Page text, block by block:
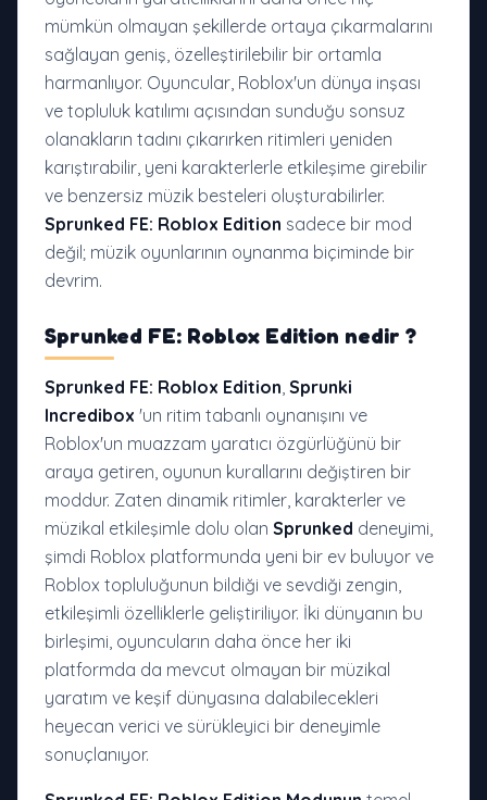
mümkün olmayan şekillerde ortaya çıkarmalarını
sağlayan geniş, özelleştirilebilir bir ortamla
harmanlıyor. Oyuncular, Roblox'un dünya inşası
ve topluluk katılımı açısından sunduğu sonsuz
olanakların tadını çıkarırken ritimleri yeniden
karıştırabilir, yeni karakterlerle etkileşime girebilir
ve benzersiz müzik besteleri oluşturabilirler.
Sprunked FE: Roblox Edition sadece bir mod
değil; müzik oyunlarının oynanma biçiminde bir
devrim.
Sprunked FE: Roblox Edition nedir ?
Sprunked FE: Roblox Edition, Sprunki
Incredibox 'un ritim tabanlı oynanışını ve
Roblox'un muazzam yaratıcı özgürlüğünü bir
araya getiren, oyunun kurallarını değiştiren bir
moddur. Zaten dinamik ritimler, karakterler ve
müzikal etkileşimle dolu olan Sprunked deneyimi,
şimdi Roblox platformunda yeni bir ev buluyor ve
Roblox topluluğunun bildiği ve sevdiği zengin,
etkileşimli özelliklerle geliştiriliyor. İki dünyanın bu
birleşimi, oyuncuların daha önce her iki
platformda da mevcut olmayan bir müzikal
yaratım ve keşif dünyasına dalabilecekleri
heyecan verici ve sürükleyici bir deneyimle
sonuçlanıyor.